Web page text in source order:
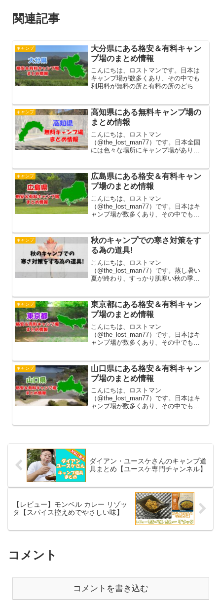
関連記事
キャンプ
大分県にある格安＆有料キャン
プ場のまとめ情報
こんにちは、ロストマンです。日本は
キャンプ場が数多くあり、その中でも
利用料が無料の所と有料の所のどちら
できるので、年間でキャンプの回数が
多い人にとってみれば嬉しいですよ
ね。...
キャンプ
高知県にある無料キャンプ場の
まとめ情報
こんにちは、ロストマン
（@the_lost_man77）です。日本全国
には色々な場所にキャンプ場がありま
とてもありがたい存在です。今回は高
知県にある無料キャンプ場をまとめて...
キャンプ
広島県にある格安＆有料キャン
プ場のまとめ情報
こんにちは、ロストマン
（@the_lost_man77）です。日本はキ
ャンプ場が数多くあり、その中でも利
何と言ってもお金がかからずに利用で
きるので、年間でキャンプの回数が多...
キャンプ
秋のキャンプでの寒さ対策をす
る為の道具!
こんにちは、ロストマン
（@the_lost_man77）です。蒸し暑い
夏が終わり、すっかり肌寒い秋の季節
外の環境に合わせる必要があって暖か
くする道具が欲しくなります。基本的...
キャンプ
東京都にある格安＆有料キャン
プ場のまとめ情報
こんにちは、ロストマン
（@the_lost_man77）です。日本はキ
ャンプ場が数多くあり、その中でも利
何と言ってもお金がかからずに利用で
きるので、年間でキャンプの回数が多...
キャンプ
山口県にある格安＆有料キャン
プ場のまとめ情報
こんにちは、ロストマン
（@the_lost_man77）です。日本はキ
ャンプ場が数多くあり、その中でも利
ダイアン・ユースケさんのキャンプ道
具まとめ【ユースケ専門チャンネル】
【レビュー】モンベル カレー リゾッ
タ【スパイス控えめでやさしい味】
コメント
コメントを書き込む